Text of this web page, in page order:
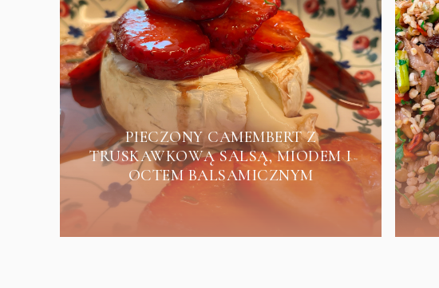
PIECZONY CAMEMBERT Z
TRUSKAWKOWĄ SALSĄ, MIODEM I
OCTEM BALSAMICZNYM